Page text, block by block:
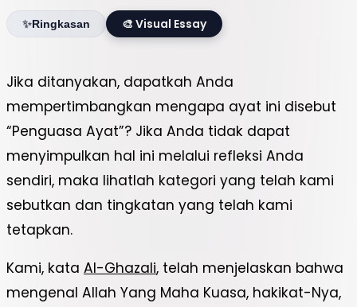
✨Ringkasan 🎨 Visual Essay
GUS ULIL NGAJI JAWAHIRUL
QUR’AN: SAMUDRA MAKNA DALAM AYAT
SINGGASANA-NYA
Jika ditanyakan, dapatkah Anda
mempertimbangkan mengapa ayat ini disebut
“Penguasa Ayat”? Jika Anda tidak dapat
menyimpulkan hal ini melalui refleksi Anda
sendiri, maka lihatlah kategori yang telah kami
sebutkan dan tingkatan yang telah kami
tetapkan.
Kami, kata Al-Ghazali, telah menjelaskan bahwa
mengenal Allah Yang Maha Kuasa, hakikat-Nya,